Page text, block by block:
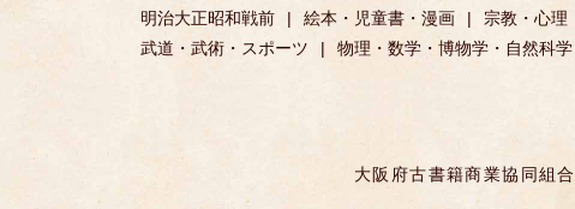
明治大正昭和戦前
絵本・児童書・漫画 宗教・心理
武道・武術・スポーツ
物理・数学・博物学・自然科学
大阪府古書籍商業協同組